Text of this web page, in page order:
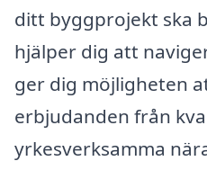
ditt byggprojekt ska
hjälper dig att
ger dig möjligheten
erbjudanden från
yrkesverksamma